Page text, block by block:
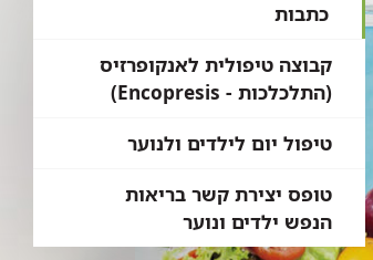
כתבות
קבוצה טיפולית לאנקופרזיס
(התלכלכות - Encopresis)
טיפול יום לילדים ולנוער
טופס יצירת קשר בריאות
הנפש ילדים ונוער